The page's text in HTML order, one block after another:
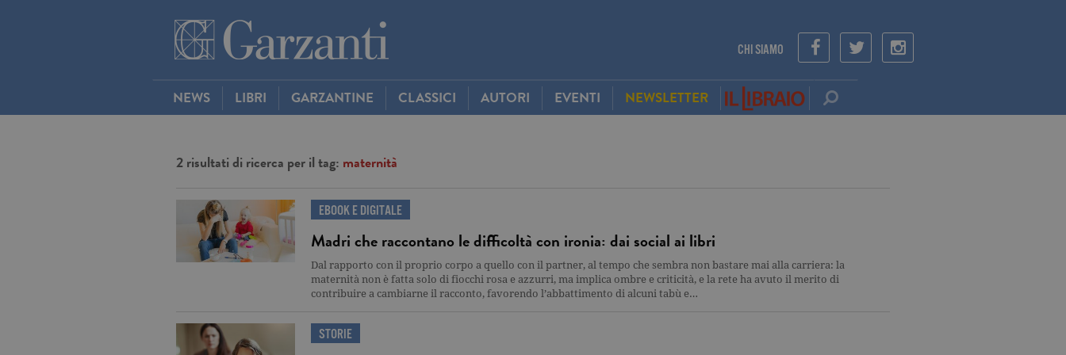
CHI SIAMO
NEWS LIBRI GARZANTINE CLASSICI AUTORI EVENTI NEWSLETTER
2 risultati di ricerca per il tag: maternità
EBOOK E DIGITALE
Madri che raccontano le difficoltà con ironia: dai social ai libri
Dal rapporto con il proprio corpo a quello con il partner, al tempo che sembra non bastare mai alla carriera: la
maternità non è fatta solo di fiocchi rosa e azzurri, ma implica ombre e criticità, e la rete ha avuto il merito di
contribuire a cambiarne il racconto, favorendo l’abbattimento di alcuni tabù e…
STORIE